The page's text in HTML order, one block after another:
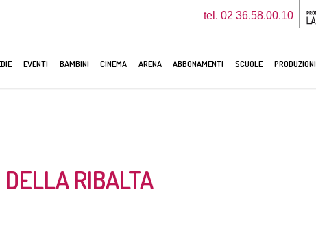
tel. 02 36.58.00.10
EVENTI BAMBINI CINEMA ARENA ABBONAMENTI SCUOLE PRODUZIONI
RIBALTA